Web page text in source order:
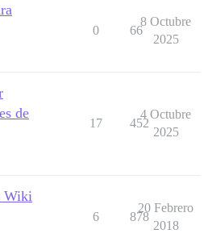
0 66
8 Octubre
2025
de
17 452
4 Octubre
2025
Wiki
6 878
20 Febrero
2018